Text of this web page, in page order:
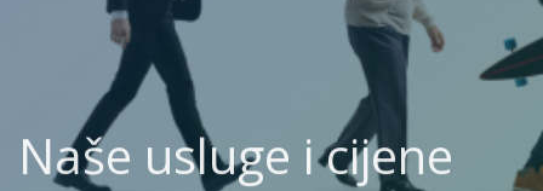
Naše usluge i cijene